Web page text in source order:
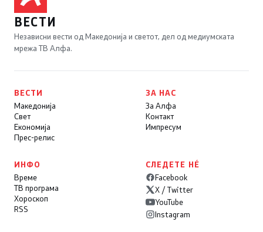
ВЕСТИ
Независни вести од Македонија и светот, дел од медиумската
мрежа ТВ Алфа.
ВЕСТИ
Македонија
Свет
Економија
Прес-релис
ЗА НАС
За Алфа
Контакт
Импресум
ИНФО
Време
ТВ програма
Хороскоп
RSS
СЛЕДЕТЕ НÉ
Facebook
X / Twitter
YouTube
Instagram